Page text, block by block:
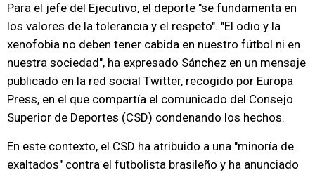
Para el jefe del Ejecutivo, el deporte "se fundamenta en
los valores de la tolerancia y el respeto". "El odio y la
xenofobia no deben tener cabida en nuestro fútbol ni en
nuestra sociedad", ha expresado Sánchez en un mensaje
publicado en la red social Twitter, recogido por Europa
Press, en el que compartía el comunicado del Consejo
Superior de Deportes (CSD) condenando los hechos.
En este contexto, el CSD ha atribuido a una "minoría de
exaltados" contra el futbolista brasileño y ha anunciado